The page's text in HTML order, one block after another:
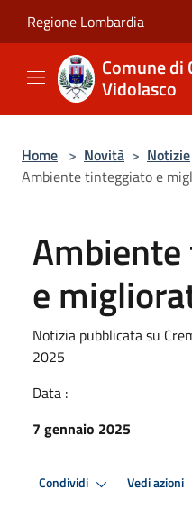
Regione Lombardia
Comune di
Vidolasco
Home > Novità > Notizie
Ambiente tinteggiato e
e
Notizia pubblicata su
2025
Data :
7 gennaio 2025
Condividi Vedi azioni